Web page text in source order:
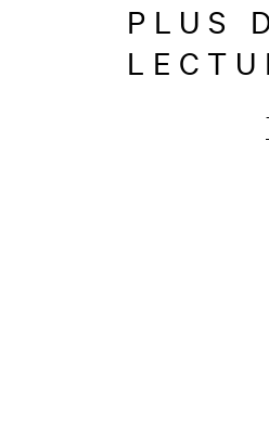
PLUS